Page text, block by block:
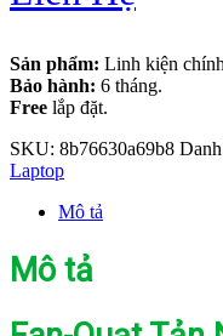
Sản phẩm: Linh kiện
Bảo hành: 6 tháng.
Free lắp đặt.
SKU: 8b76630a69b8
Laptop
Mô tả
Mô tả